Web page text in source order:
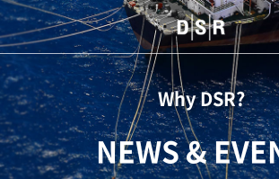
Why DSR?
NEWS &